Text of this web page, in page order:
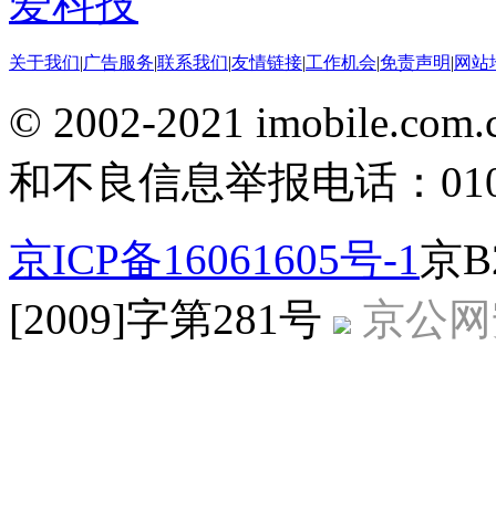
关于我们|广告服务|联系我们|友情链接|工作机会|免责声明|网站
© 2002-2021
和不良信息举报电话：
京ICP备16061605号-1京
[2009]字第281号
京公